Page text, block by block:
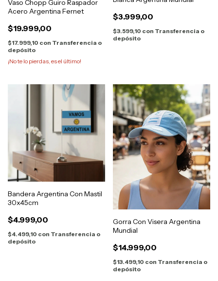
Vaso Chopp Guiro Raspador
Acero Argentina Fernet
$19.999,00
$17.999,10 con Transferencia o
depósito
¡No te lo pierdas, es el último!
$3.999,00
$3.599,10 con Transferencia o
depósito
Bandera Argentina Con Mastil
30x45cm
$4.999,00
$4.499,10 con Transferencia o
depósito
Gorra Con Visera Argentina
Mundial
$14.999,00
$13.499,10 con Transferencia o
depósito